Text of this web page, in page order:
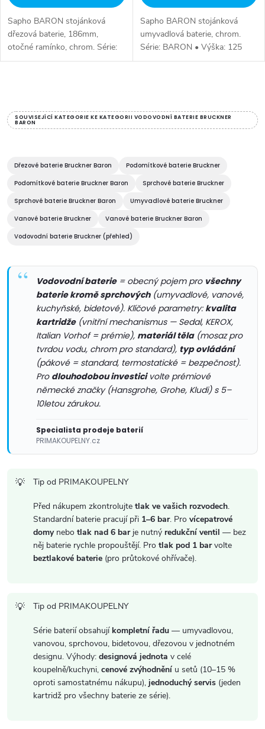
Sapho BARON stojánková
dřezová baterie, 186mm,
otočné ramínko, chrom. Série:
BARON • Výška: 139 mm •
Sapho BARON stojánková
umyvadlová baterie, chrom.
Série: BARON • Výška: 125
mm • Hloubka: 136 mm •
v
á
d
a
c
í
p
p
SOUVISEJÍCÍ KATEGORIE KE KATEGORII VODOVODNÍ BATERIE BRUCKNER
BARON
Dřezové baterie Bruckner Baron
Podomítkové baterie Bruckner
Podomítkové baterie Bruckner Baron
Sprchové baterie Bruckner
Sprchové baterie Bruckner Baron
Umyvadlové baterie Bruckner
Vanové baterie Bruckner
Vanové baterie Bruckner Baron
Vodovodní baterie Bruckner (přehled)
Vodovodní baterie= obecný pojem pro všechny
baterie kromě sprchových(umyvadlové, vanové,
kuchyňské, bidetové). Klíčové parametry: kvalita
kartridže(vnitřní mechanismus — Sedal, KEROX,
Italian Vorhof = prémie), materiál těla(mosaz pro
tvrdou vodu, chrom pro standard), typ ovládání
(pákové = standard, termostatické = bezpečnost).
Pro dlouhodobou investicivolte prémiové
německé značky (Hansgrohe, Grohe, Kludi) s 5–
10letou zárukou.
Specialista prodeje baterií
PRIMAKOUPELNY.cz
Tip od PRIMAKOUPELNY
Před nákupem zkontrolujte tlak ve vašich rozvodech.
Standardní baterie pracují při 1–6 bar. Pro vícepatrové
domynebo tlak nad 6 barje nutný redukční ventil — bez
něj baterie rychle propouštějí. Pro tlak pod 1 barvolte
beztlakové baterie (pro průtokové ohřívače).
Tip od PRIMAKOUPELNY
Série baterií obsahují kompletní řadu — umyvadlovou,
vanovou, sprchovou, bidetovou, dřezovou v jednotném
designu. Výhody: designová jednota v celé
koupelně/kuchyni, cenové zvýhodnění u setů (10–15 %
oproti samostatnému nákupu), jednoduchý servis (jeden
kartridž pro všechny baterie ze série).